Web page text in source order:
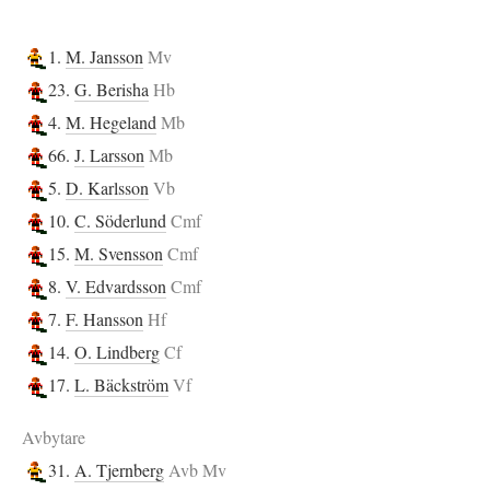
1. M. Jansson Mv
23. G. Berisha Hb
4. M. Hegeland Mb
66. J. Larsson Mb
5. D. Karlsson Vb
10. C. Söderlund Cmf
15. M. Svensson Cmf
8. V. Edvardsson Cmf
7. F. Hansson Hf
14. O. LindbergCf
17. L. BäckströmVf
Avbytare
31. A. Tjernberg Avb Mv